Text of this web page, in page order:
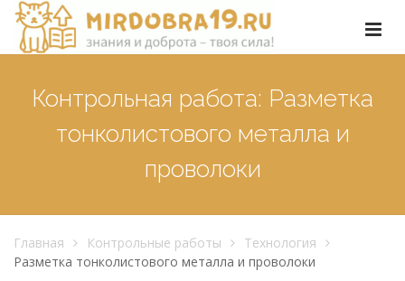
Контрольная работа: Разметка
тонколистового металла и
проволоки
Главная Контрольные работы
Технология
Разметка тонколистового металла и проволоки